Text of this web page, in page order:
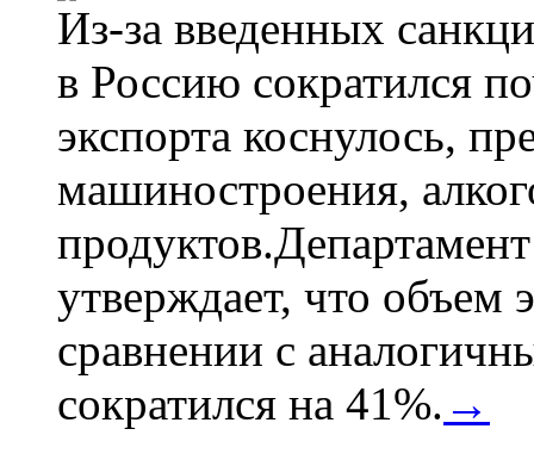
Из-за введенных
в Россию сократился
экспорта коснулось,
машиностроения,
утверждает, что объем
сравнении с
сократился на 41%. →